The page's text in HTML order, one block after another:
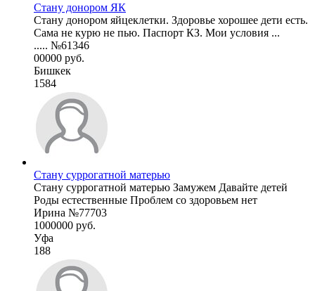
Стану донором ЯК
Стану донором яйцеклетки. Здоровье хорошее дети есть.
Сама не курю не пью. Паспорт КЗ. Мои условия ...
..... №61346
00000 руб.
Бишкек
1584
Стану суррогатной матерью
Стану суррогатной матерью Замужем Давайте детей
Роды естественные Проблем со здоровьем нет
Ирина №77703
1000000 руб.
Уфа
188